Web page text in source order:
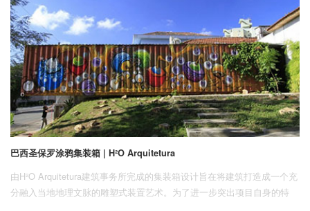
巴西圣保罗涂鸦集装箱 | H²O Arquitetura
由H²O Arquitetura建筑事务所完成的集装箱设计旨在将建筑打造成一个充
分融入当地地理文脉的雕塑式装置艺术。为了进一步突出项目自身的特
点，外幕墙上还进行了涂鸦设计。集装箱位于巴西圣保罗一处别墅村庄